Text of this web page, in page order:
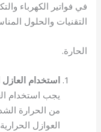
في فواتير الكهرباء
التقنيات والحلول
الحارة.
استخدام
يجب استخدام
من الحرارة
العوازل